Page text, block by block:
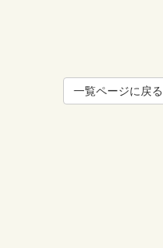
一覧ページに戻る